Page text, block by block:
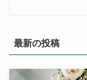
最新の投稿